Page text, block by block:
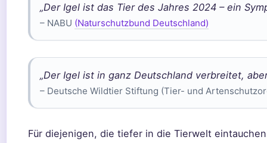
„Der Igel ist das Tier des Jahres 2024 – ein
– NABU (Naturschutzbund Deutschland)
„Der Igel ist in ganz Deutschland verbreitet,
– Deutsche Wildtier Stiftung (Tier- und
Für diejenigen, die tiefer in die Tierwelt